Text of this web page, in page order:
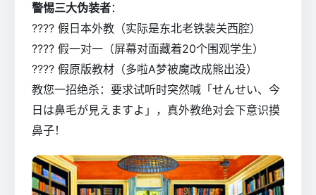
警惕三大伪装者：
???? 假日本外教（实际是东北老铁装关西腔）
???? 假一对一（屏幕对面藏着20个围观学生）
???? 假原版教材（多啦A梦被魔改成熊出没）
教您一招绝杀：要求试听时突然喊「せんせい、今
日は鼻毛が見えますよ」，真外教绝对会下意识摸
鼻子！